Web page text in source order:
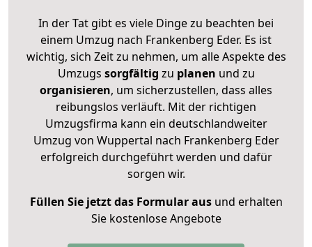
In der Tat gibt es viele Dinge zu beachten bei
einem Umzug nach Frankenberg Eder. Es ist
wichtig, sich Zeit zu nehmen, um alle Aspekte des
Umzugs sorgfältig zu planen und zu
organisieren, um sicherzustellen, dass alles
reibungslos verläuft. Mit der richtigen
Umzugsfirma kann ein deutschlandweiter
Umzug von Wuppertal nach Frankenberg Eder
erfolgreich durchgeführt werden und dafür
sorgen wir.
Füllen Sie jetzt das Formular ausund erhalten
Sie kostenlose Angebote